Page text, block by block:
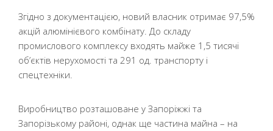
Згідно з документацією, новий власник отримає 97,5%
акцій алюмінієвого комбінату. До складу
промислового комплексу входять майже 1,5 тисячі
об’єктів нерухомості та 291 од. транспорту і
спецтехніки.
Виробництво розташоване у Запоріжжі та
Запорізькому районі, однак ще частина майна – на